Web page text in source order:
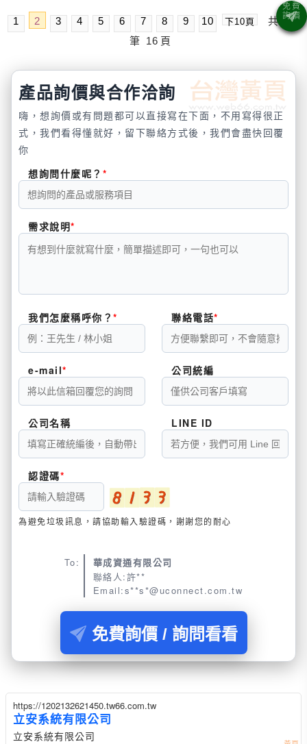
1 2 3 4 5 6 7 8 9 10 下10頁 共 239
筆 16 頁
產品詢價與合作洽詢
嗨，想詢價或有問題都可以直接寫在下面，不用寫得很正
式，我們看得懂就好，留下聯絡方式後，我們會盡快回覆
你
想詢問什麼呢？
需求說明
我們怎麼稱呼你？ 聯絡電話
e-mail 公司統編
公司名稱 LINE ID
認證碼
為避免垃圾訊息，請協助輸入驗證碼，謝謝您的耐心
To:
華成資通有限公司
聯絡人:許**
Email:s**s*@uconnect.com.tw
免費詢價 / 詢問看看
https://1202132621450.tw66.com.tw
立安系統有限公司
立安系統有限公司